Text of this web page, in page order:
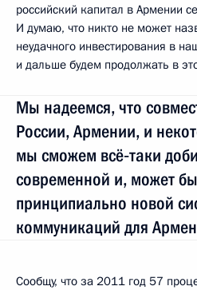
российский капитал в Армении
И думаю, что никто не может
неудачного инвестирования в
и дальше будем продолжать в
Мы надеемся, что
России, Армении, и
мы сможем всё‑таки
современной и, может
принципиально новой
коммуникаций для
Сообщу, что за 2011 год 57